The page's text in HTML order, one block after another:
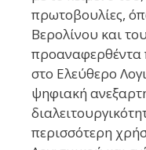
πρωτοβουλίες,
Βερολίνου και του
προαναφερθέντα
στο Ελεύθερο
ψηφιακή
περισσότερη